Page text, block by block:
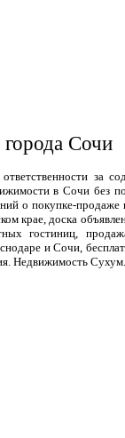
Сочи
за
в Сочи без
о покупке-
крае, доска
гостиниц,
и Сочи,
Недвижимость Сухум.